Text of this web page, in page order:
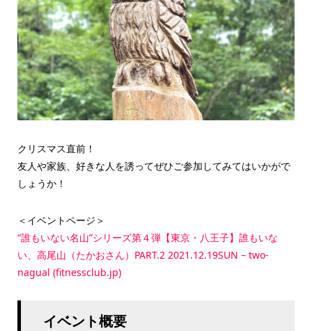
クリスマス直前！
友人や家族、好きな人を誘ってぜひご参加してみてはいかがで
しょうか！
＜イベントページ＞
“誰もいない名山”シリーズ第４弾【東京・八王子】誰もいな
い、高尾山（たかおさん）PART.2 2021.12.19SUN – two-
nagual (fitnessclub.jp)
イベント概要